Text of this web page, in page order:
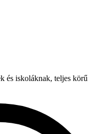
és iskoláknak, teljes körű